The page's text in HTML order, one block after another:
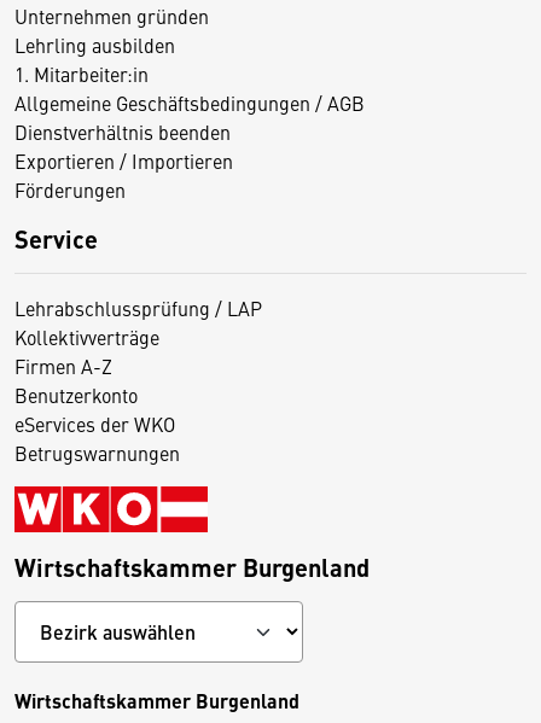
Unternehmen gründen
Lehrling ausbilden
1. Mitarbeiter:in
Allgemeine Geschäftsbedingungen / AGB
Dienstverhältnis beenden
Exportieren / Importieren
Förderungen
Service
Lehrabschlussprüfung / LAP
Kollektivverträge
Firmen A-Z
Benutzerkonto
eServices der WKO
Betrugswarnungen
Wirtschaftskammer Burgenland
Wirtschaftskammer Burgenland